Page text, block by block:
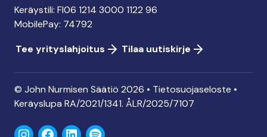
Keräystili: FI06 1214 3000 1122 96
MobilePay: 74792
Tee yrityslahjoitus
Tilaa uutiskirje
© John Nurmisen Säätiö 2026 • Tietosuojaseloste •
Keräyslupa RA/2021/1341. ÅLR/2025/7107